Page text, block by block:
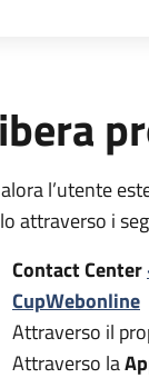
l’utente
attraverso i
Contact Center
CupWebonline
Attraverso il
Attraverso la